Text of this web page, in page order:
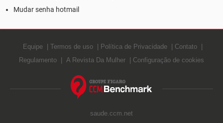
Mudar senha hotmail
Equipe Termos de uso Política de Privacidade
Contato
Regulamento
A Revista Da Mulher Configuração de cookies
saude.ccm.net